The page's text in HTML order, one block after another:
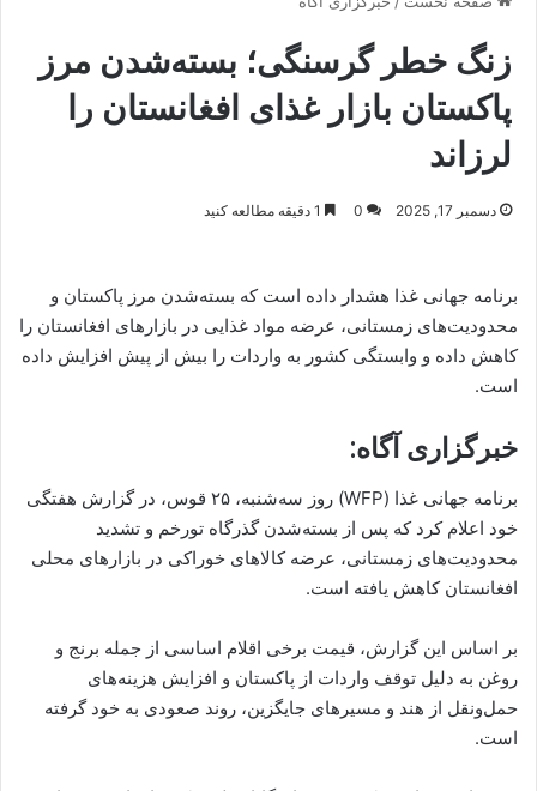
زنگ خطر گرسنگی؛ بسته‌شدن مرز
پاکستان بازار غذای افغانستان را
لرزاند
دسمبر 17, 2025 0
برنامه جهانی غذا هشدار داده است که بسته‌شدن مرز پاکستان و
محدودیت‌های زمستانی، عرضه مواد غذایی در بازارهای افغانستان را
کاهش داده و وابستگی کشور به واردات را بیش از پیش افزایش داده
است.
خبرگزاری آگاه:
برنامه جهانی غذا (WFP) روز سه‌شنبه، ۲۵ قوس، در گزارش هفتگی
خود اعلام کرد که پس از بسته‌شدن گذرگاه تورخم و تشدید
محدودیت‌های زمستانی، عرضه کالاهای خوراکی در بازارهای محلی
افغانستان کاهش یافته است.
بر اساس این گزارش، قیمت برخی اقلام اساسی از جمله برنج و
روغن به دلیل توقف واردات از پاکستان و افزایش هزینه‌های
حمل‌ونقل از هند و مسیرهای جایگزین، روند صعودی به خود گرفته
است.